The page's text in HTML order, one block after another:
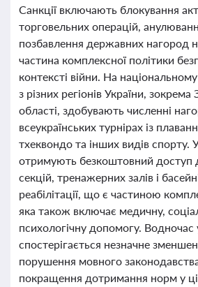
Санкції включають блокування
торговельних операцій,
позбавлення державних нагород
частина комплексної політики
контексті війни. На
з різних регіонів України, зокрема
області, здобувають численні
всеукраїнських турнірах із
тхеквондо та інших видів спорту.
отримують безкоштовний доступ
секцій, тренажерних залів і
реабілітації, що є частиною
яка також включає медичну,
психологічну допомогу. Водночас
спостерігається незначне
порушення мовного
покращення дотримання норм у